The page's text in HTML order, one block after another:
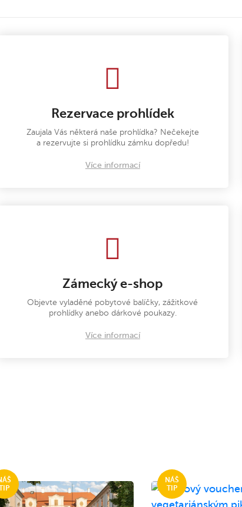
Rezervace prohlídek
Zaujala Vás některá naše prohlídka? Nečekejte
a rezervujte si prohlídku zámku dopředu!
Více informací
Zámecký e-shop
Objevte vyladěné pobytové balíčky, zážitkové
prohlídky anebo dárkové poukazy.
Více informací